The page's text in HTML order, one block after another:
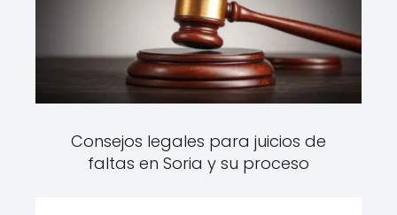
Consejos legales para juicios de
faltas en Soria y su proceso